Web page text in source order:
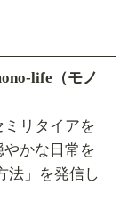
life（モノ
リタイアを
かな日常を
法」を発信し